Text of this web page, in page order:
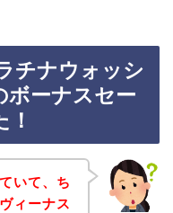
チナウォッシ
ボーナスセー
いて、ち
ィーナス